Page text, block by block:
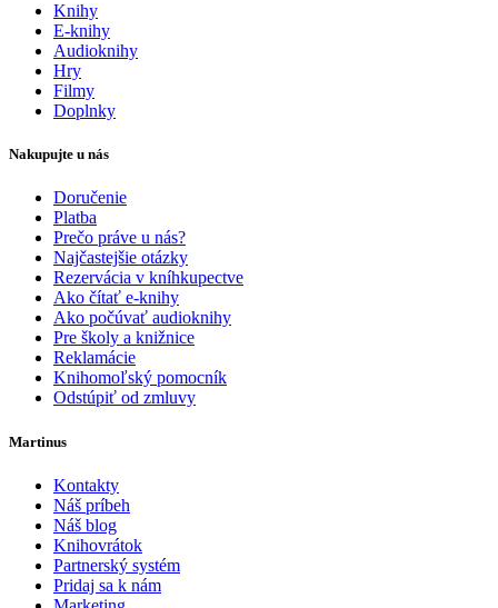
Knihy
E-knihy
Audioknihy
Hry
Filmy
Doplnky
Nakupujte u nás
Doručenie
Platba
Prečo práve u nás?
Najčastejšie otázky
Rezervácia v kníhkupectve
Ako čítať e-knihy
Ako počúvať audioknihy
Pre školy a knižnice
Reklamácie
Knihomoľský pomocník
Odstúpiť od zmluvy
Martinus
Kontakty
Náš príbeh
Náš blog
Knihovrátok
Partnerský systém
Pridaj sa k nám